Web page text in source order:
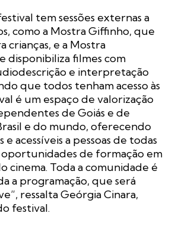
tem sessões externas a
como a Mostra Giffinho, que
crianças, e a Mostra
disponibiliza filmes com
e interpretação
que todos tenham acesso às
é um espaço de valorização
de Goiás e de
e do mundo, oferecendo
acessíveis a pessoas de todas
oportunidades de formação em
cinema. Toda a comunidade é
a programação, que será
ressalta Geórgia Cinara,
festival.